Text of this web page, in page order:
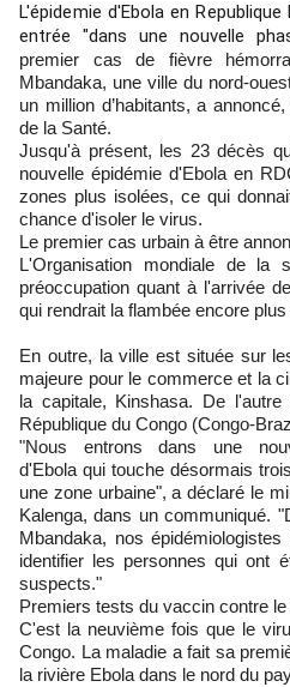
L'épidemie d'Ebola en
entrée "dans une nouvelle
premier cas de fièvre
Mbandaka, une ville du nord-
un million d’habitants, a
de la Santé.
Jusqu'à présent, les 23 décès
nouvelle épidémie d'Ebola en
zones plus isolées, ce qui
chance d'isoler le virus.
Le premier cas urbain à être
L'Organisation mondiale de
préoccupation quant à l'arrivée
qui rendrait la flambée encore
En outre, la ville est située sur
majeure pour le commerce et la
la capitale, Kinshasa. De
République du Congo (Congo-
"Nous entrons dans une
d'Ebola qui touche désormais
une zone urbaine", a déclaré le
Kalenga, dans un communiqué.
Mbandaka, nos
identifier les personnes qui ont
suspects."
Premiers tests du vaccin contre
C'est la neuvième fois que le
Congo. La maladie a fait sa
la rivière Ebola dans le nord du